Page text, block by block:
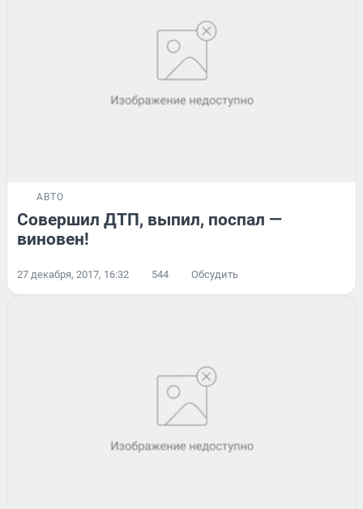
АВТО
Совершил ДТП, выпил, поспал —
виновен!
27 декабря, 2017, 16:32 544 Обсудить